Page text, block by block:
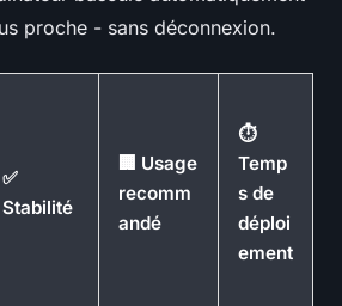
proche - sans déconnexion.
✅
Stabilité
🏢 Usage
recomm
andé
⏱
Temp
s de
déploi
ement